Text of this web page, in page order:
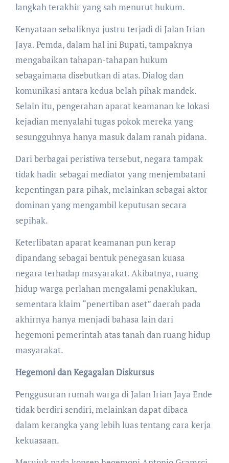
langkah terakhir yang sah menurut hukum.
Kenyataan sebaliknya justru terjadi di Jalan Irian
Jaya. Pemda, dalam hal ini Bupati, tampaknya
mengabaikan tahapan-tahapan hukum
sebagaimana disebutkan di atas. Dialog dan
komunikasi antara kedua belah pihak mandek.
Selain itu, pengerahan aparat keamanan ke lokasi
kejadian menyalahi tugas pokok mereka yang
sesungguhnya hanya masuk dalam ranah pidana.
Dari berbagai peristiwa tersebut, negara tampak
tidak hadir sebagai mediator yang menjembatani
kepentingan para pihak, melainkan sebagai aktor
dominan yang mengambil keputusan secara
sepihak.
Keterlibatan aparat keamanan pun kerap
dipandang sebagai bentuk penegasan kuasa
negara terhadap masyarakat. Akibatnya, ruang
hidup warga perlahan mengalami penaklukan,
sementara klaim “penertiban aset” daerah pada
akhirnya hanya menjadi bahasa lain dari
hegemoni pemerintah atas tanah dan ruang hidup
masyarakat.
Hegemoni dan Kegagalan Diskursus
Penggusuran rumah warga di Jalan Irian Jaya Ende
tidak berdiri sendiri, melainkan dapat dibaca
dalam kerangka yang lebih luas tentang cara kerja
kekuasaan.